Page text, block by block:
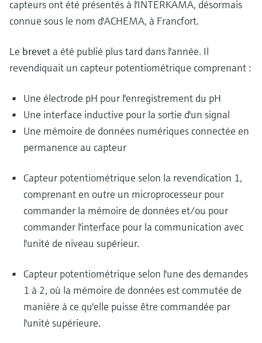
capteurs ont été présentés à l'INTERKAMA, désormais
connue sous le nom d'ACHEMA, à Francfort.
Le brevet a été publié plus tard dans l'année. Il
revendiquait un capteur potentiométrique comprenant :
Une électrode pH pour l'enregistrement du pH
Une interface inductive pour la sortie d'un signal
Une mémoire de données numériques connectée en
permanence au capteur
Capteur potentiométrique selon la revendication 1,
comprenant en outre un microprocesseur pour
commander la mémoire de données et/ou pour
commander l'interface pour la communication avec
l'unité de niveau supérieur.
Capteur potentiométrique selon l'une des demandes
1 à 2, où la mémoire de données est commutée de
manière à ce qu'elle puisse être commandée par
l'unité supérieure.